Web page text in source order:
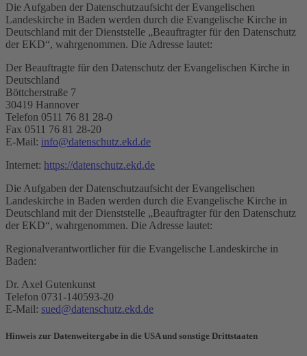
Die Aufgaben der Datenschutzaufsicht der Evangelischen
Landeskirche in Baden werden durch die Evangelische Kirche in
Deutschland mit der Dienststelle „Beauftragter für den Datenschutz
der EKD“, wahrgenommen. Die Adresse lautet:
Der Beauftragte für den Datenschutz der Evangelischen Kirche in
Deutschland
Böttcherstraße 7
30419 Hannover
Telefon 0511 76 81 28-0
Fax 0511 76 81 28-20
E-Mail: info@datenschutz.ekd.de
Internet: https://datenschutz.ekd.de
Die Aufgaben der Datenschutzaufsicht der Evangelischen
Landeskirche in Baden werden durch die Evangelische Kirche in
Deutschland mit der Dienststelle „Beauftragter für den Datenschutz
der EKD“, wahrgenommen. Die Adresse lautet:
Regionalverantwortlicher für die Evangelische Landeskirche in
Baden:
Dr. Axel Gutenkunst
Telefon 0731-140593-20
E-Mail: sued@datenschutz.ekd.de
Hinweis zur Datenweitergabe in die USA und sonstige Drittstaaten